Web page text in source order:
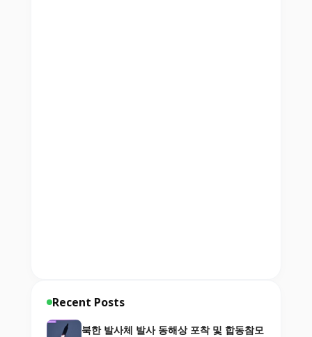
Recent Posts
북한 발사체 발사 동해상 포착 및 합동참모